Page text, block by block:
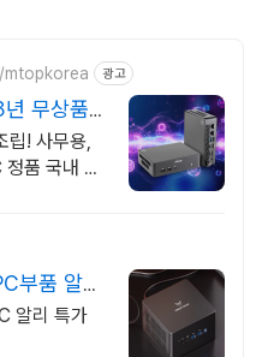
광고
무상품
립! 사무용,
품 국내 조
부품 알리
알리 특가